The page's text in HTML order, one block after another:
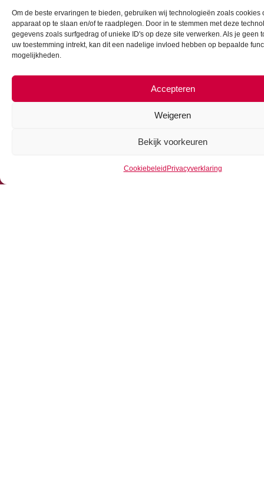
Om de beste ervaringen te bieden, gebruiken wij technologieën zoals cookies
apparaat op te slaan en/of te raadplegen. Door in te stemmen met deze
gegevens zoals surfgedrag of unieke ID's op deze site verwerken. Als je geen
uw toestemming intrekt, kan dit een nadelige invloed hebben op bepaalde
mogelijkheden.
Accepteren
Weigeren
Bekijk voorkeuren
Cookiebeleid Privacyverklaring